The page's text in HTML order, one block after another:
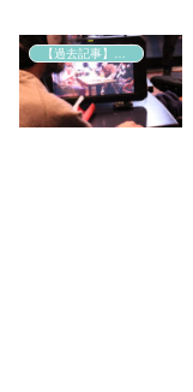
【過去記事】シネマクエスト「神取恭子のシネマコラム」